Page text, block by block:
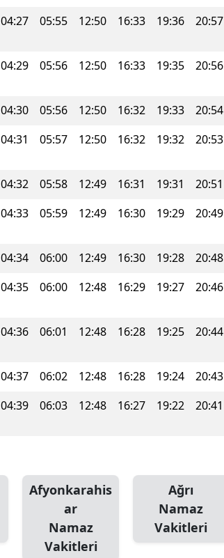
04:27 05:55 12:50 16:33 19:36 20:57
04:29 05:56 12:50 16:33 19:35 20:56
04:30 05:56 12:50 16:32 19:33
20:54
04:31 05:57 12:50 16:32 19:32 20:53
04:32 05:58 12:49 16:31 19:31
20:51
04:33 05:59 12:49 16:30 19:29 20:49
04:34 06:00 12:49 16:30 19:28
20:48
04:35 06:00 12:48 16:29 19:27 20:46
04:36 06:01 12:48 16:28 19:25 20:44
04:37 06:02 12:48 16:28 19:24
20:43
04:39 06:03 12:48 16:27 19:22 20:41
Afyonkarahis
ar
Namaz
Vakitleri
Ağrı
Namaz
Vakitleri